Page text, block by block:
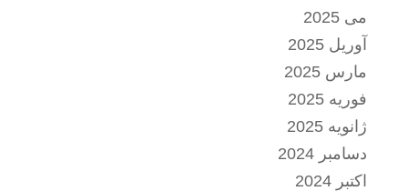
می 2025
آوریل 2025
مارس 2025
فوریه 2025
ژانویه 2025
دسامبر 2024
اکتبر 2024